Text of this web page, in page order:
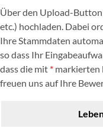
Über den Upload-
etc.) hochladen. Dabei
Ihre Stammdaten
so dass Ihr
dass die mit * markierten
freuen uns auf Ihre